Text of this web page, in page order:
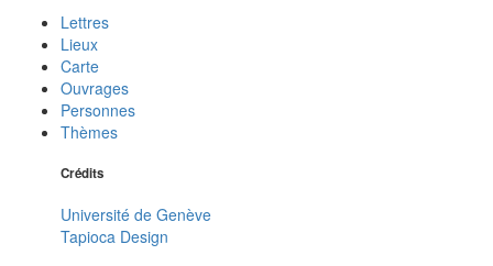
Lettres
Lieux
Carte
Ouvrages
Personnes
Thèmes
Crédits
Université de Genève
Tapioca Design